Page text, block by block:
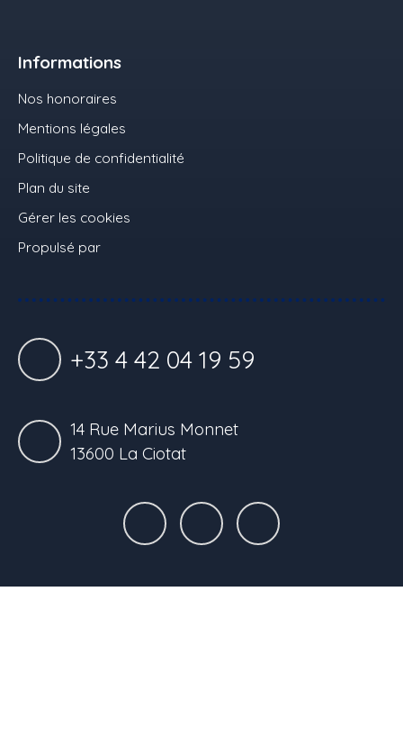
Informations
Nos honoraires
Mentions légales
Politique de confidentialité
Plan du site
Gérer les cookies
Propulsé par
+33 4 42 04 19 59
14 Rue Marius Monnet
13600 La Ciotat